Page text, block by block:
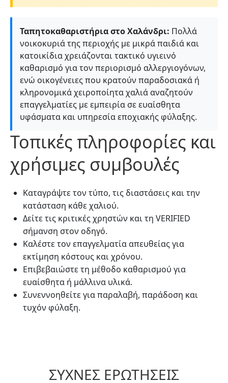
Ταπητοκαθαριστήρια στο Χαλάνδρι: Πολλά
νοικοκυριά της περιοχής με μικρά παιδιά και
κατοικίδια χρειάζονται τακτικό υγιεινό
καθαρισμό για τον περιορισμό αλλεργιογόνων,
ενώ οικογένειες που κρατούν παραδοσιακά ή
κληρονομικά χειροποίητα χαλιά αναζητούν
επαγγελματίες με εμπειρία σε ευαίσθητα
υφάσματα και υπηρεσία εποχιακής φύλαξης.
Τοπικές πληροφορίες και
χρήσιμες συμβουλές
Καταγράψτε τον τύπο, τις διαστάσεις και την
κατάσταση κάθε χαλιού.
Δείτε τις κριτικές χρηστών και τη VERIFIED
σήμανση στον οδηγό.
Καλέστε τον επαγγελματία απευθείας για
εκτίμηση κόστους και χρόνου.
Επιβεβαιώστε τη μέθοδο καθαρισμού για
ευαίσθητα ή μάλλινα υλικά.
Συνεννοηθείτε για παραλαβή, παράδοση και
τυχόν φύλαξη.
ΣΥΧΝΈΣ ΕΡΩΤΉΣΕΙΣ